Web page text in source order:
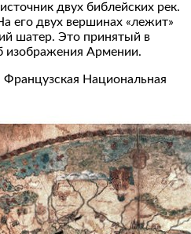
двух библейских рек.
его двух вершинах «лежит»
шатер. Это принятый в
изображения Армении.
Национальная